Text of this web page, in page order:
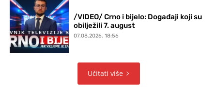
/VIDEO/ Crno i bijelo: Događaji koji su
obilježili 7. august
07.08.2026. 18:56
Učitati više